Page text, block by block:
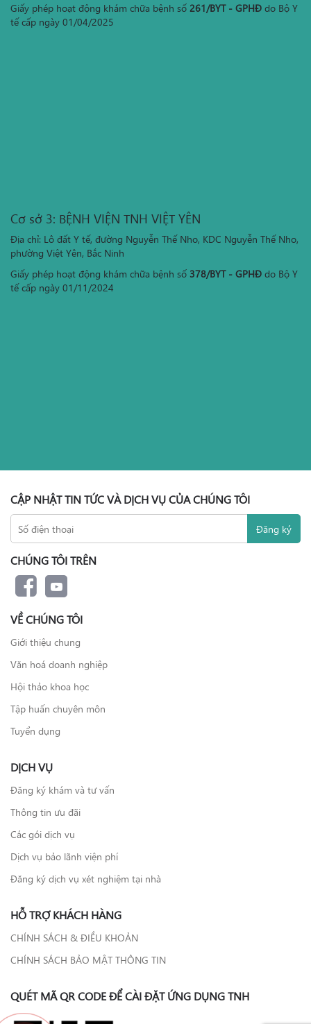
Giấy phép hoạt động khám chữa bệnh số 261/BYT - GPHĐ do Bộ Y
tế cấp ngày 01/04/2025
Cơ sở 3: BỆNH VIỆN TNH VIỆT YÊN
Địa chỉ: Lô đất Y tế, đường Nguyễn Thế Nho, KDC Nguyễn Thế Nho,
phường Việt Yên, Bắc Ninh
Giấy phép hoạt động khám chữa bệnh số 378/BYT - GPHĐ do Bộ Y
tế cấp ngày 01/11/2024
CẬP NHẬT TIN TỨC VÀ DỊCH VỤ CỦA CHÚNG TÔI
CHÚNG TÔI TRÊN
VỀ CHÚNG TÔI
Giới thiệu chung
Văn hoá doanh nghiệp
Hội thảo khoa học
Tập huấn chuyên môn
Tuyển dụng
DỊCH VỤ
Đăng ký khám và tư vấn
Thông tin ưu đãi
Các gói dịch vụ
Dịch vụ bảo lãnh viện phí
Đăng ký dịch vụ xét nghiệm tại nhà
HỖ TRỢ KHÁCH HÀNG
CHÍNH SÁCH & ĐIỀU KHOẢN
CHÍNH SÁCH BẢO MẬT THÔNG TIN
QUÉT MÃ QR CODE ĐỂ CÀI ĐẶT ỨNG DỤNG TNH